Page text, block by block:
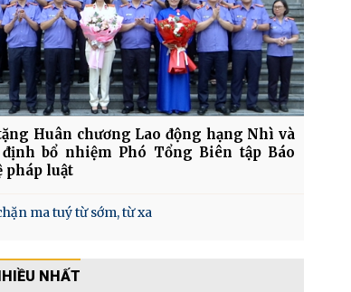
Huân chương Lao động hạng Nhì và
định bổ nhiệm Phó Tổng Biên tập Báo
pháp luật
ma tuý từ sớm, từ xa
NHẤT